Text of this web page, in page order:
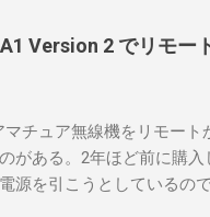
Version 2 でリモー
マチュア無線機をリモー
がある。2年ほど前に購
源を引こうとしているの